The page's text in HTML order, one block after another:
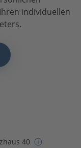
individuellen
40